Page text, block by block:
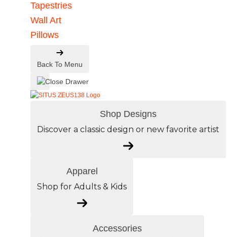
Tapestries
Wall Art
Pillows
Back To Menu
Shop Designs
Discover a classic design or new favorite artist
Apparel
Shop for Adults & Kids
Accessories